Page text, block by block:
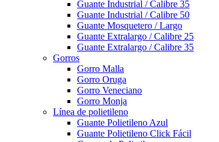
Guante Industrial / Calibre 35
Guante Industrial / Calibre 50
Guante Mosquetero / Largo
Guante Extralargo / Calibre 25
Guante Extralargo / Calibre 35
Gorros
Gorro Malla
Gorro Oruga
Gorro Veneciano
Gorro Monja
Línea de polietileno
Guante Polietileno Azul
Guante Polietileno Click Fácil